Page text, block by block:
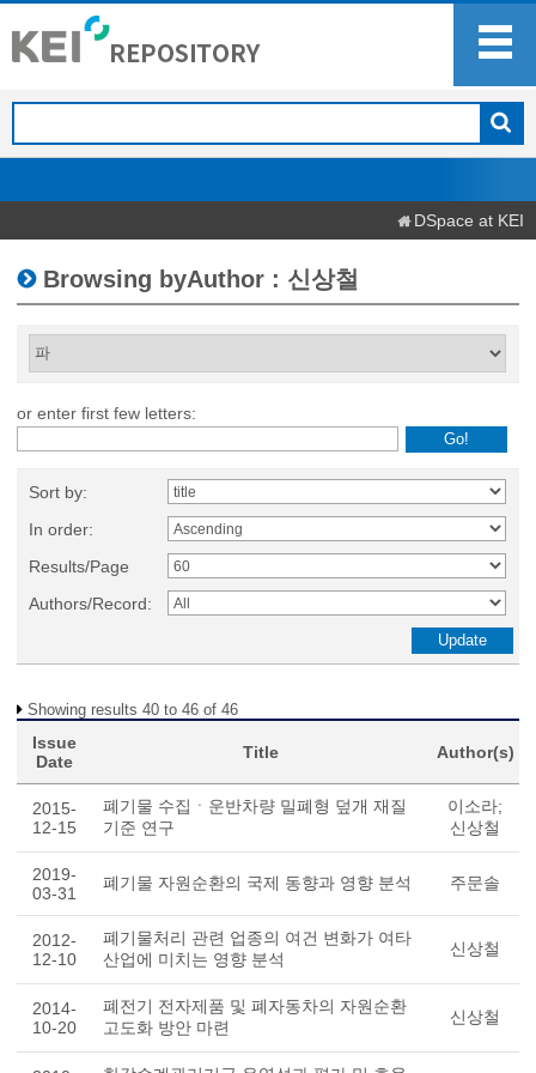
DSpace at KEI
Browsing byAuthor : 신상철
or enter first few letters:
Sort by:
In order:
Results/Page
Authors/Record:
Showing results 40 to 46 of 46
Issue
Date
Title Author(s)
2015-
12-15
폐기물 수집ㆍ운반차량 밀폐형 덮개 재질
기준 연구
이소라;
신상철
2019-
03-31
폐기물 자원순환의 국제 동향과 영향 분석 주문솔
2012-
12-10
폐기물처리 관련 업종의 여건 변화가 여타
산업에 미치는 영향 분석
신상철
2014-
10-20
폐전기 전자제품 및 폐자동차의 자원순환
고도화 방안 마련
신상철